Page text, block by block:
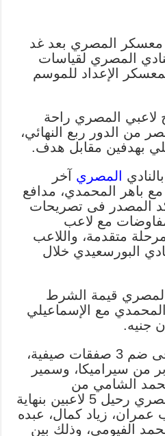
معسكر المصري بعد غد
المصري لقياسات
الإعداد للموسم
لاعبي المصري راحة
من الدور ربع النهائي،
بهدفين مقابل هدف.
المصري آخر
باهر المحمدي، مدافع
المصدر فى تصريحات
مع لاعب
متقدمة، واللاعب
البورسعيدي خلال
قيمة الشرط
مع الإسماعيلي
ونجح النادي المصري فى ضم 3 صفقات صيفية،
من سيراميكا، وسمير
الشامي من
الإسماعيلي. وأعلن المصري رحيل 5 لاعبين بنهاية
رجب عمران، زياد كمال، عبده
الفيومي، وذلك بين